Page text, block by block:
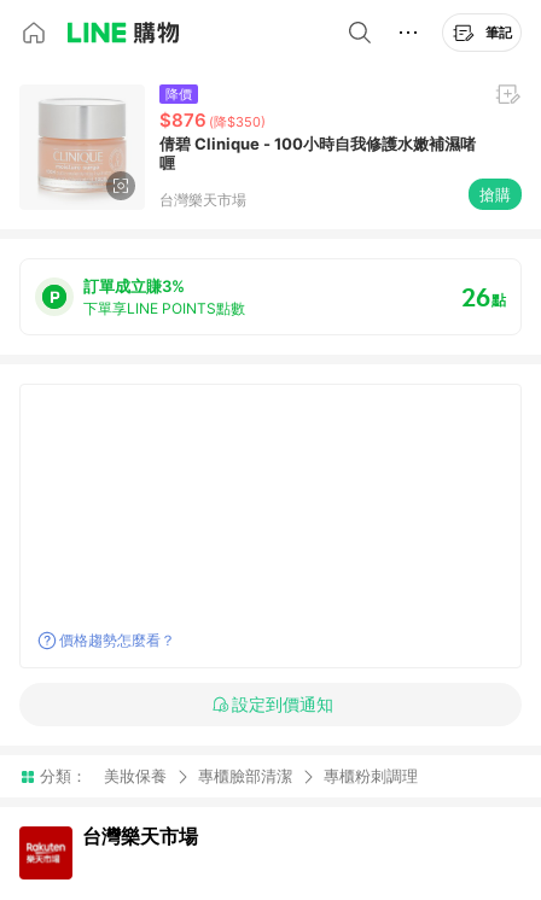
筆記
降價
$876 (降$350)
倩碧 Clinique - 100小時自我修護水嫩補濕啫
喱
台灣樂天市場 搶購
訂單成立賺3%
下單享LINE POINTS點數 26點
價格趨勢怎麼看？
設定到價通知
分類： 美妝保養 專櫃臉部清潔 專櫃粉刺調理
台灣樂天市場